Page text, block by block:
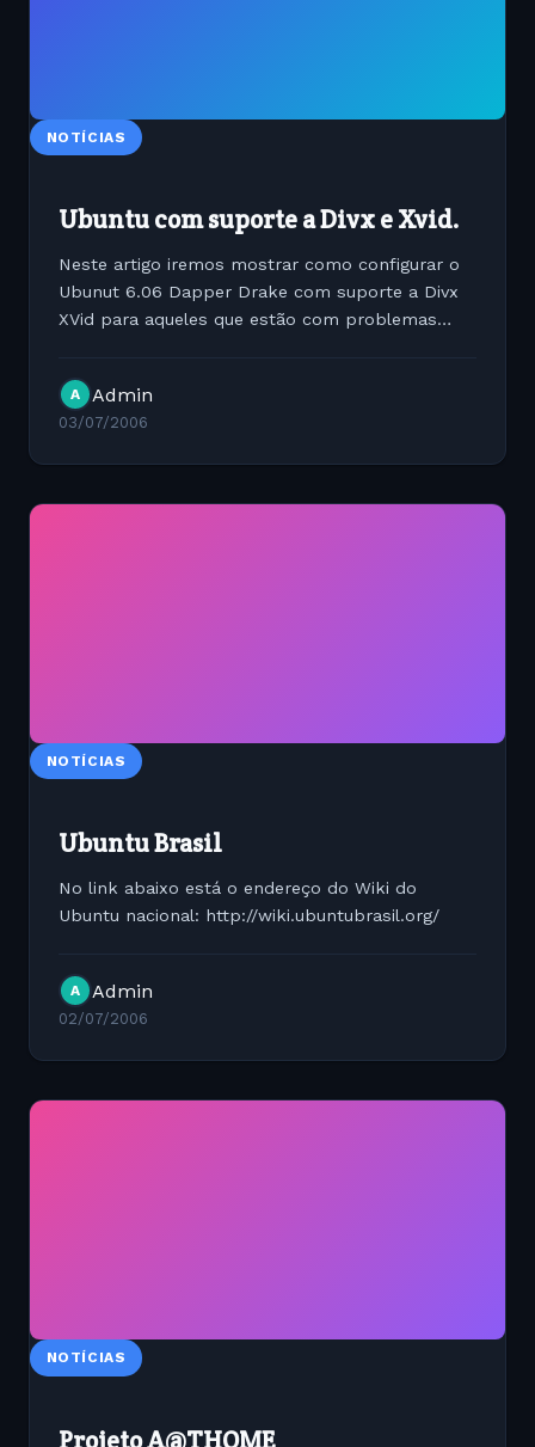
NOTÍCIAS
Ubuntu com suporte a Divx e Xvid.
Neste artigo iremos mostrar como configurar o
Ubunut 6.06 Dapper Drake com suporte a Divx
XVid para aqueles que estão com problemas
root na máquina, para...
A Admin
03/07/2006
NOTÍCIAS
Ubuntu Brasil
No link abaixo está o endereço do Wiki do
Ubuntu nacional: http://wiki.ubuntubrasil.org/
A Admin
02/07/2006
NOTÍCIAS
Projeto A@THOME